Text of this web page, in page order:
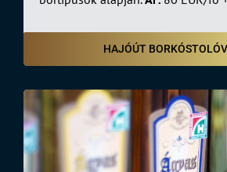
HAJÓÚT